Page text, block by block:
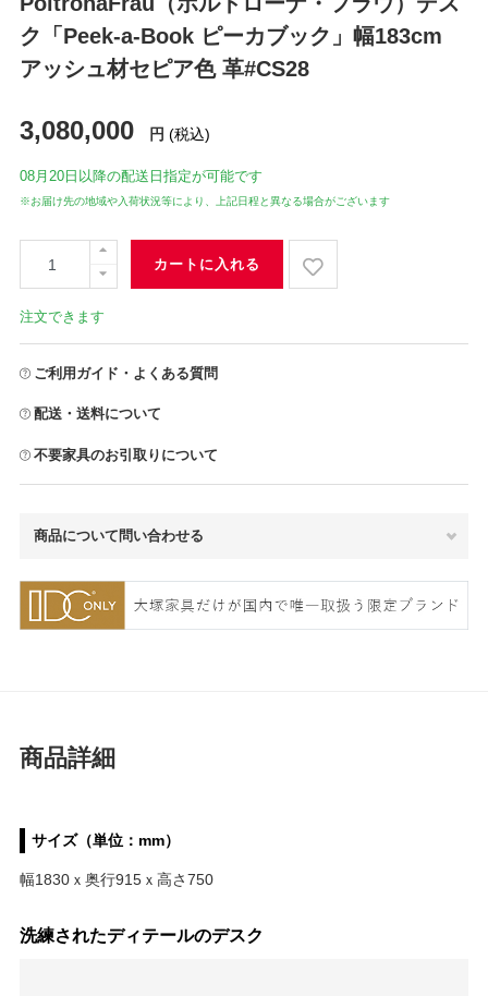
ク「Peek-a-Book ピーカブック」幅183cm
アッシュ材セピア色 革#CS28
3,080,000 円 (税込)
08月20日 以降の配送日指定が可能です
※お届け先の地域や入荷状況等により、上記日程と異なる場合がございます
カートに入れる
注文できます
ご利用ガイド・よくある質問
配送・送料について
不要家具のお引取りについて
商品について問い合わせる
商品詳細
サイズ（単位：mm）
幅1830ｘ奥行915ｘ高さ750
洗練されたディテールのデスク